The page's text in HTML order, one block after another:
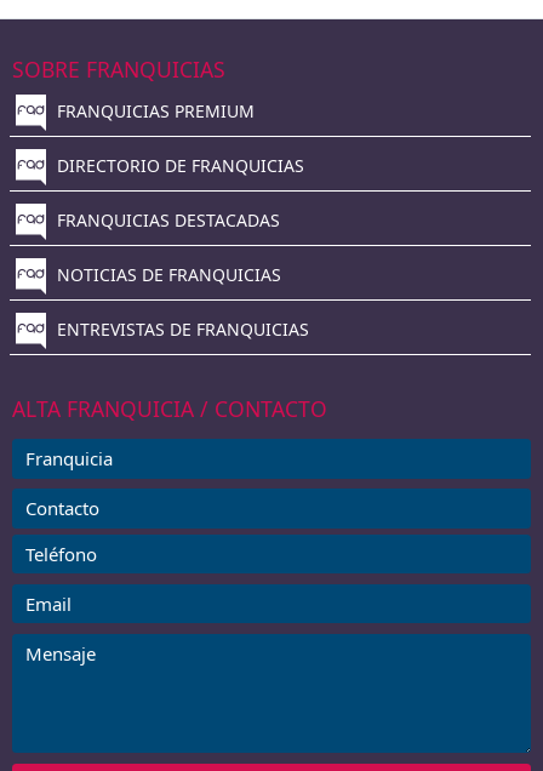
SOBRE FRANQUICIAS
FRANQUICIAS PREMIUM
DIRECTORIO DE FRANQUICIAS
FRANQUICIAS DESTACADAS
NOTICIAS DE FRANQUICIAS
ENTREVISTAS DE FRANQUICIAS
ALTA FRANQUICIA / CONTACTO